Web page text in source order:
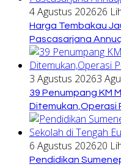
4 Agustus 202626
Harga Tembakau
Pascasarjana
3 Agustus 20263
39 Penumpang KM
Ditemukan,Operasi
6 Agustus 202620
Pendidikan